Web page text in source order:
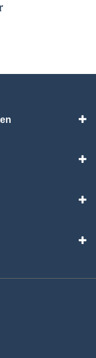
Instagram